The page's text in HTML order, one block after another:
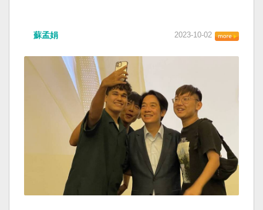
蘇孟娟 2023-10-02